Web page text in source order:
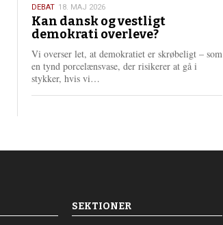
18.
maj
2026
DEBAT 18. MAJ 2026
Kan dansk og vestligt
demokrati overleve?
Vi overser let, at demokratiet er skrøbeligt – som
en tynd porcelænsvase, der risikerer at gå i
stykker, hvis vi…
e
SEKTIONER